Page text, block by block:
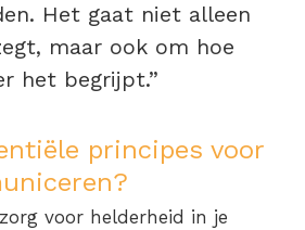
Het gaat niet alleen
maar ook om hoe
het begrijpt.”
principes voor
voor helderheid in je